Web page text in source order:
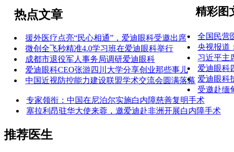
热点文章
援外医疗点亮“民心相通”，爱迪眼科受邀出席
微创全飞秒精准4.0学习班在爱迪眼科举行
成都市退役军人事务局调研爱迪眼科‌
爱迪眼科CEO张游四川大学分享创业那些事儿
中国近视防控能力建设联盟学术交流会圆满落幕
精彩图
全国民营
央视报道
习近平主
爱迪眼科
爱迪眼科
受邀赴缅
专家领衔：中国在尼泊尔实施白内障慈善复明手术
塞拉利昂驻华大使来蓉，邀爱迪赴非洲开展白内障手术
推荐医生